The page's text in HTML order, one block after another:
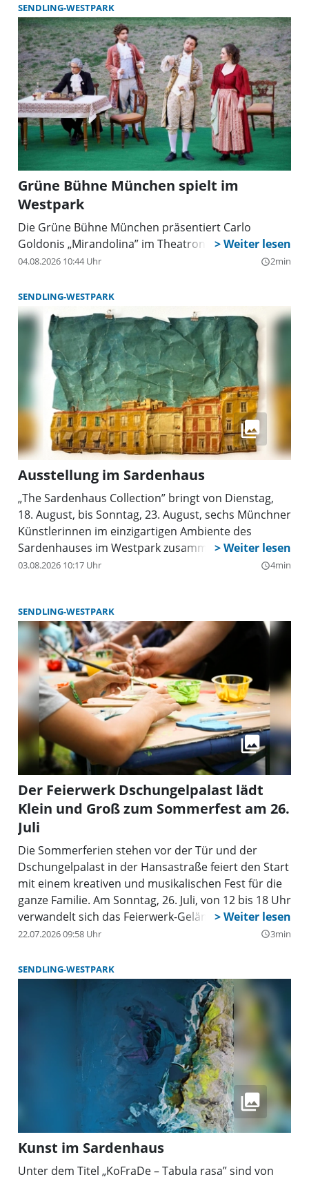
SENDLING-WESTPARK
Grüne Bühne München spielt im
Westpark
Die Grüne Bühne München präsentiert Carlo
Goldonis „Mirandolina” im Theatron im Westpark.
04.08.2026 10:44 Uhr query_builder2min
SENDLING-WESTPARK
Ausstellung im Sardenhaus
„The Sardenhaus Collection” bringt von Dienstag,
18. August, bis Sonntag, 23. August, sechs Münchner
Künstlerinnen im einzigartigen Ambiente des
Sardenhauses im Westpark zusammen.
03.08.2026 10:17 Uhr query_builder4min
SENDLING-WESTPARK
Der Feierwerk Dschungelpalast lädt
Klein und Groß zum Sommerfest am 26.
Juli
Die Sommerferien stehen vor der Tür und der
Dschungelpalast in der Hansastraße feiert den Start
mit einem kreativen und musikalischen Fest für die
ganze Familie. Am Sonntag, 26. Juli, von 12 bis 18 Uhr
verwandelt sich das Feierwerk-Gelände wieder in
eine bunte Dschungelparty mit vielen Mitmach-
einem abwechslungsreichen Programm für Groß
und Klein.
22.07.2026 09:58 Uhr query_builder3min
SENDLING-WESTPARK
Kunst im Sardenhaus
Unter dem Titel „KoFraDe – Tabula rasa” sind von